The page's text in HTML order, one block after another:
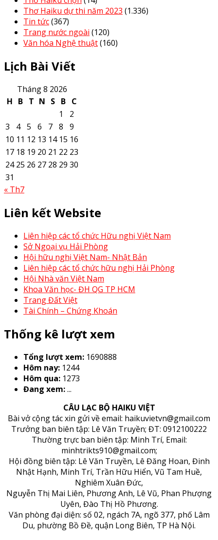
Thơ Haiku dự thi năm 2023 (1.336)
Tin tức(367)
Trang nước ngoài (120)
Văn hóa Nghệ thuật(160)
Lịch Bài Viết
Tháng 8 2026
H B T N S B C
1
2
3
4 5 6 7 8
9
10 11 12 13 14 15 16
17 18 19 20 21 22 23
24 25 26 27 28 29 30
31
« Th7
Liên kết Website
Liên hiệp các tổ chức Hữu nghị Việt Nam
Sở Ngoại vụ Hải Phòng
Hội hữu nghị Việt Nam- Nhật Bản
Liên hiệp các tổ chức hữu nghị Hải Phòng
Hội Nhà văn Việt Nam
Khoa Văn học- ĐH QG TP HCM
Trang Đất Việt
Tài Chính – Chứng Khoán
Thống kê lượt xem
Tổng lượt xem: 1690888
Hôm nay: 1244
Hôm qua: 1273
Đang xem:...
CÂU LẠC BỘ HAIKU VIỆT
Bài vở cộng tác xin gửi về email: haikuvietvn@gmail.com
Trưởng ban biên tập: Lê Văn Truyền; ĐT: 0912100222
Thường trực ban biên tập: Minh Trí, Email:
minhtrikts910@gmail.com;
Hội đồng biên tập: Lê Văn Truyền, Lê Đăng Hoan, Đinh
Nhật Hạnh, Minh Trí, Trần Hữu Hiển, Vũ Tam Huề,
Nghiêm Xuân Đức,
Nguyễn Thị Mai Liên, Phương Anh, Lê Vũ, Phan Phượng
Uyên, Đào Thị Hồ Phương.
Văn phòng đại diện: số 02, ngách 7A, ngõ 377, phố Lâm
Du, phường Bồ Đề, quận Long Biên, TP Hà Nội.